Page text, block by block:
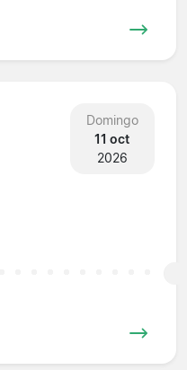
Domingo
11 oct
2026